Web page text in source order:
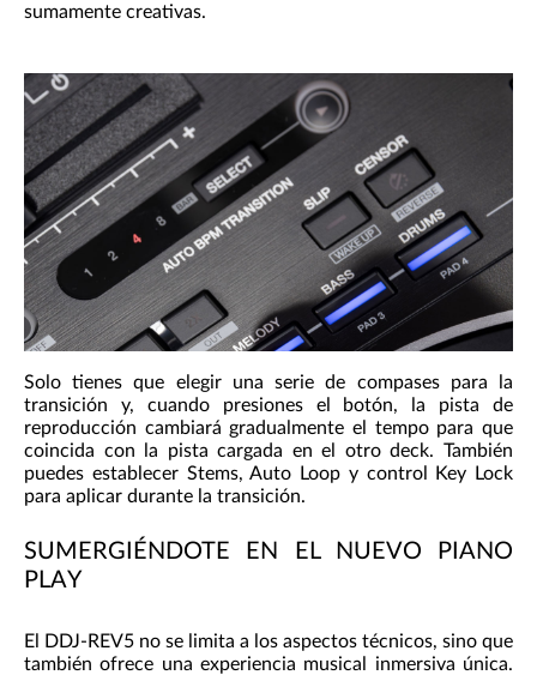
sumamente creativas.
Solo tienes que elegir una serie de compases para la
transición y, cuando presiones el botón, la pista de
reproducción cambiará gradualmente el tempo para que
coincida con la pista cargada en el otro deck. También
puedes establecer Stems, Auto Loop y control Key Lock
para aplicar durante la transición.
SUMERGIÉNDOTE EN EL NUEVO PIANO
PLAY
El DDJ-REV5 no se limita a los aspectos técnicos, sino que
también ofrece una experiencia musical inmersiva única.